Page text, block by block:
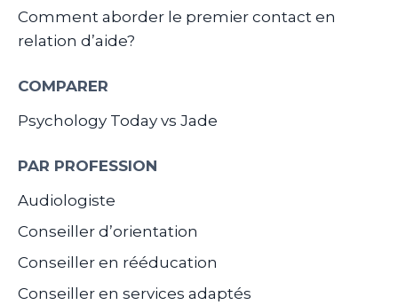
Comment aborder le premier contact en
relation d’aide?
COMPARER
Psychology Today vs Jade
PAR PROFESSION
Audiologiste
Conseiller d’orientation
Conseiller en rééducation
Conseiller en services adaptés